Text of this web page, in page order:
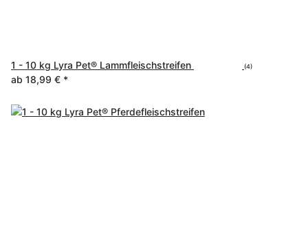
1 - 10 kg Lyra Pet® Lammfleischstreifen (4)
ab 18,99 € *